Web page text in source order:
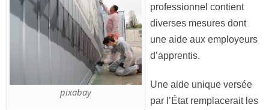
pixabay
professionnel contient
diverses mesures dont
une aide aux employeurs
d’apprentis.
Une aide unique versée
par l’État remplacerait les